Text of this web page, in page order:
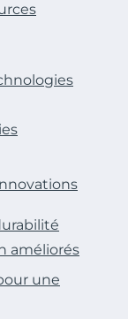
améliorés
une